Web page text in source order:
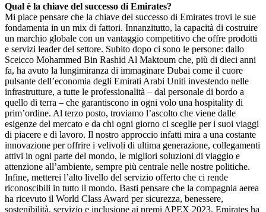
Qual è la chiave del successo di Emirates?
Mi piace pensare che la chiave del successo di Emirates trovi le sue
fondamenta in un mix di fattori. Innanzitutto, la capacità di costruire
un marchio globale con un vantaggio competitivo che offre prodotti
e servizi leader del settore. Subito dopo ci sono le persone: dallo
Sceicco Mohammed Bin Rashid Al Maktoum che, più di dieci anni
fa, ha avuto la lungimiranza di immaginare Dubai come il cuore
pulsante dell’economia degli Emirati Arabi Uniti investendo nelle
infrastrutture, a tutte le professionalità – dal personale di bordo a
quello di terra – che garantiscono in ogni volo una hospitality di
prim’ordine. Al terzo posto, troviamo l’ascolto che viene dalle
esigenze del mercato e da chi ogni giorno ci sceglie per i suoi viaggi
di piacere e di lavoro. Il nostro approccio infatti mira a una costante
innovazione per offrire i velivoli di ultima generazione, collegamenti
attivi in ogni parte del mondo, le migliori soluzioni di viaggio e
attenzione all’ambiente, sempre più centrale nelle nostre politiche.
Infine, metterei l’alto livello del servizio offerto che ci rende
riconoscibili in tutto il mondo. Basti pensare che la compagnia aerea
ha ricevuto il World Class Award per sicurezza, benessere,
sostenibilità, servizio e inclusione ai premi APEX 2023. Emirates ha